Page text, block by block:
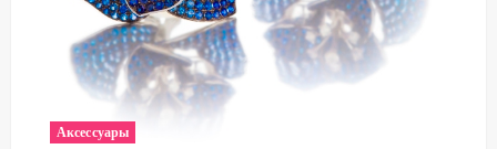
Аксессуары